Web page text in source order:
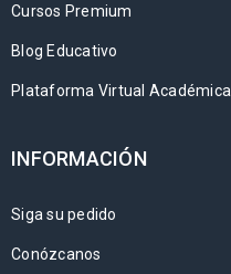
Cursos Premium
Blog Educativo
Plataforma Virtual Académica
INFORMACIÓN
Siga su pedido
Conózcanos